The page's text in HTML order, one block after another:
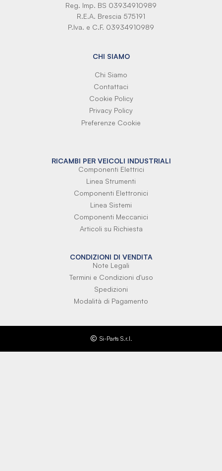
Reg. Imp. BS 03934910989
R.E.A. Brescia 575191
P.Iva. e C.F. 03934910989
CHI SIAMO
Chi Siamo
Contattaci
Cookie Policy
Privacy Policy
Preferenze Cookie
RICAMBI PER VEICOLI INDUSTRIALI
Componenti Elettrici
Linea Strumenti
Componenti Elettronici
Linea Sistemi
Componenti Meccanici
Articoli su Richiesta
CONDIZIONI DI VENDITA
Note Legali
Termini e Condizioni d'uso
Spedizioni
Modalità di Pagamento
Si-Parts S.r.l.